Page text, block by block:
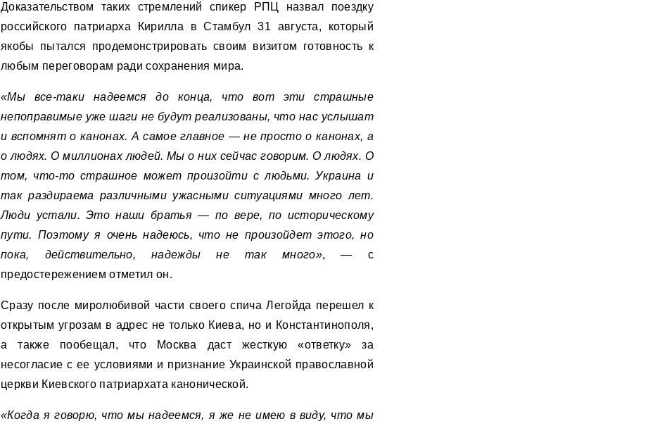
Доказательством таких стремлений спикер РПЦ назвал поездку
российского патриарха Кирилла в Стамбул 31 августа, который
якобы пытался продемонстрировать своим визитом готовность к
любым переговорам ради сохранения мира.
«Мы все-таки надеемся до конца, что вот эти страшные
непоправимые уже шаги не будут реализованы, что нас услышат
и вспомнят о канонах. А самое главное — не просто о канонах, а
о людях. О миллионах людей. Мы о них сейчас говорим. О людях. О
том, что-то страшное может произойти с людьми. Украина и
так раздираема различными ужасными ситуациями много лет.
Люди устали. Это наши братья — по вере, по историческому
пути. Поэтому я очень надеюсь, что не произойдет этого, но
пока, действительно, надежды не так много», — с
предостережением отметил он.
Сразу после миролюбивой части своего спича Легойда перешел к
открытым угрозам в адрес не только Киева, но и Константинополя,
а также пообещал, что Москва даст жесткую «ответку» за
несогласие с ее условиями и признание Украинской православной
церкви Киевского патриархата канонической.
«Когда я говорю, что мы надеемся, я же не имею в виду, что мы